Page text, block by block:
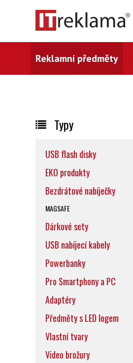
Reklamní předměty
Typy
USB flash disky
EKO produkty
Bezdrátové nabíječky
MAGSAFE
Dárkové sety
USB nabíjecí kabely
Powerbanky
Pro Smartphony a PC
Adaptéry
Předměty s LED logem
Vlastní tvary
Video brožury